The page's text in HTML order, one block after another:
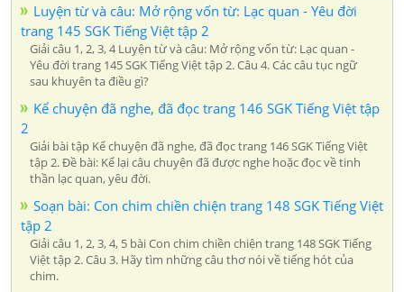
Luyện từ và câu: Mở rộng vốn từ: Lạc quan - Yêu đời
trang 145 SGK Tiếng Việt tập 2
Giải câu 1, 2, 3, 4 Luyện từ và câu: Mở rộng vốn từ: Lạc quan -
Yêu đời trang 145 SGK Tiếng Việt tập 2. Câu 4. Các câu tục ngữ
sau khuyên ta điều gì?
Kể chuyện đã nghe, đã đọc trang 146 SGK Tiếng Việt tập
2
Giải bài tập Kể chuyện đã nghe, đã đọc trang 146 SGK Tiếng Việt
tập 2. Đề bài: Kể lại câu chuyện đã được nghe hoặc đọc về tinh
thần lạc quan, yêu đời.
Soạn bài: Con chim chiền chiện trang 148 SGK Tiếng Việt
tập 2
Giải câu 1, 2, 3, 4, 5 bài Con chim chiền chiện trang 148 SGK Tiếng
Việt tập 2. Câu 3. Hãy tìm những câu thơ nói về tiếng hót của
chim.